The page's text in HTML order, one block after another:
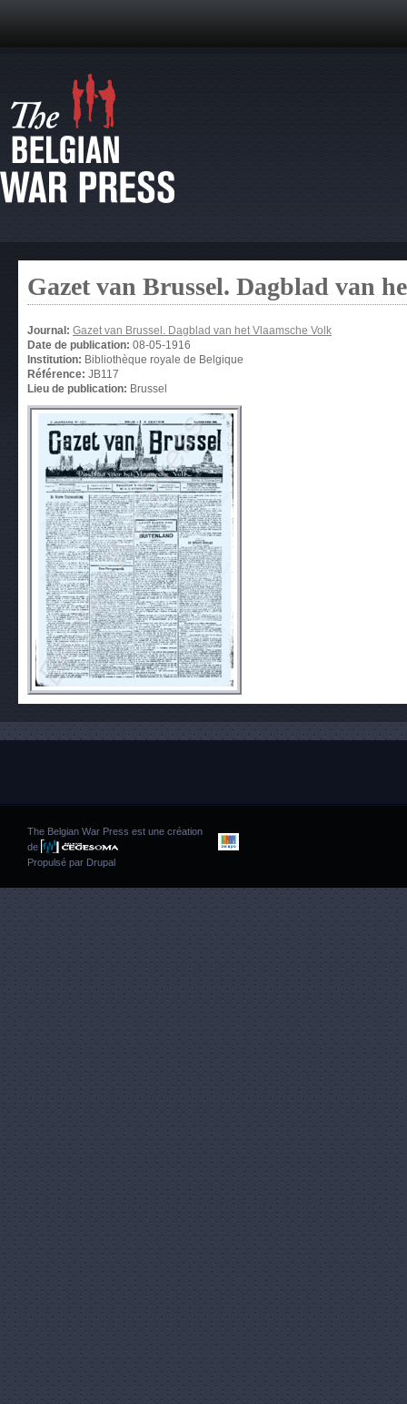
Gazet van Brussel. Dagblad van
Journal: Gazet van Brussel. Dagblad van het Vlaamsche Volk
Date de publication: 08-05-1916
Institution: Bibliothèque royale de Belgique
Référence: JB117
Lieu de publication: Brussel
The Belgian War Press est une création
de
Propulsé par Drupal